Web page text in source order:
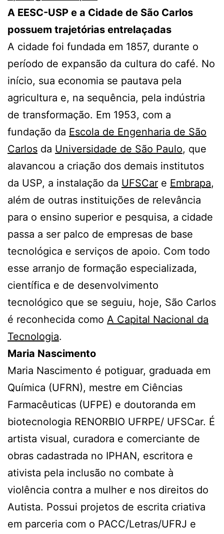
A EESC-USP e a Cidade de São Carlos
possuem trajetórias entrelaçadas
A cidade foi fundada em 1857, durante o
período de expansão da cultura do café. No
início, sua economia se pautava pela
agricultura e, na sequência, pela indústria
de transformação. Em 1953, com a
fundação da Escola de Engenharia de São
Carlos da Universidade de São Paulo, que
alavancou a criação dos demais institutos
da USP, a instalação da UFSCar e Embrapa,
além de outras instituições de relevância
para o ensino superior e pesquisa, a cidade
passa a ser palco de empresas de base
tecnológica e serviços de apoio. Com todo
esse arranjo de formação especializada,
científica e de desenvolvimento
tecnológico que se seguiu, hoje, São Carlos
é reconhecida como A Capital Nacional da
Tecnologia.
Maria Nascimento
Maria Nascimento é potiguar, graduada em
Química (UFRN), mestre em Ciências
Farmacêuticas (UFPE) e doutoranda em
biotecnologia RENORBIO UFRPE/ UFSCar. É
artista visual, curadora e comerciante de
obras cadastrada no IPHAN, escritora e
ativista pela inclusão no combate à
violência contra a mulher e nos direitos do
Autista. Possui projetos de escrita criativa
em parceria com o PACC/Letras/UFRJ e